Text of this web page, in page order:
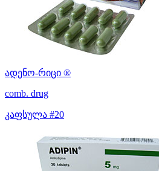
ადენო-რიცი ®
comb. drug
კაფსულა #20